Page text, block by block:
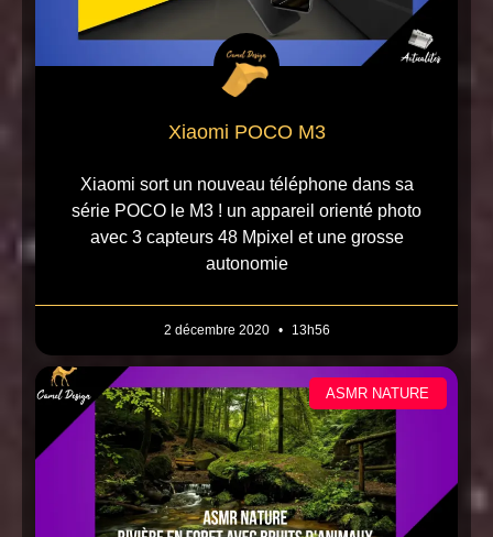
Xiaomi POCO M3
Xiaomi sort un nouveau téléphone dans sa
série POCO le M3 ! un appareil orienté photo
avec 3 capteurs 48 Mpixel et une grosse
autonomie
2 décembre 2020 13h56
ASMR NATURE